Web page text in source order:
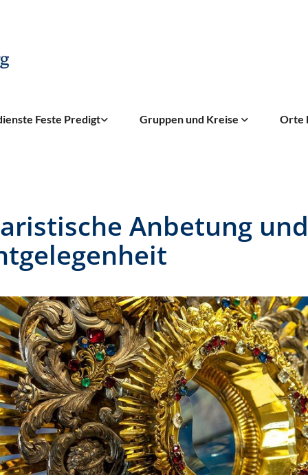
Feste Predigt Gruppen und Kreise Orte
Anbetung und